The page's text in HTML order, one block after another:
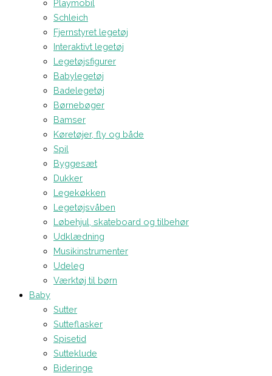
Playmobil
Schleich
Fjernstyret legetøj
Interaktivt legetøj
Legetøjsfigurer
Babylegetøj
Badelegetøj
Børnebøger
Bamser
Køretøjer, fly og både
Spil
Byggesæt
Dukker
Legekøkken
Legetøjsvåben
Løbehjul, skateboard og tilbehør
Udklædning
Musikinstrumenter
Udeleg
Værktøj til børn
Baby
Sutter
Sutteflasker
Spisetid
Sutteklude
Bideringe